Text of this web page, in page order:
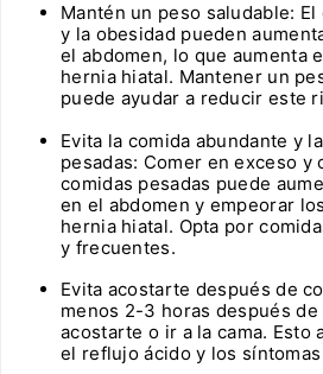
Mantén un peso saludable:
y la obesidad pueden
el abdomen, lo que aumenta
hernia hiatal. Mantener un
puede ayudar a reducir este
Evita la comida abundante y
pesadas: Comer en exceso y
comidas pesadas puede
en el abdomen y empeorar
hernia hiatal. Opta por
y frecuentes.
Evita acostarte después de
menos 2-3 horas después
acostarte o ir a la cama. Esto
el reflujo ácido y los